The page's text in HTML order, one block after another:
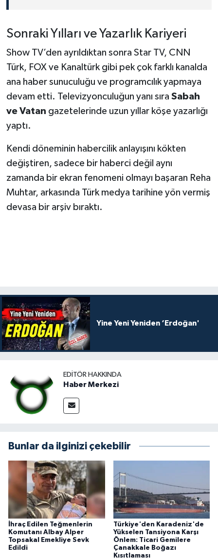
Sonraki Yılları ve Yazarlık Kariyeri
Show TV’den ayrıldıktan sonra Star TV, CNN
Türk, FOX ve Kanaltürk gibi pek çok farklı kanalda
ana haber sunuculuğu ve programcılık yapmaya
devam etti. Televizyonculuğun yanı sıra Sabah
ve Vatan gazetelerinde uzun yıllar köşe yazarlığı
yaptı.
Kendi döneminin habercilik anlayışını kökten
değiştiren, sadece bir haberci değil aynı
zamanda bir ekran fenomeni olmayı başaran Reha
Muhtar, arkasında Türk medya tarihine yön vermiş
devasa bir arşiv bıraktı.
Yine Yeni Yeniden ‘Erdoğan'
EDITÖR HAKKINDA
Haber Merkezi
Bunlar da ilginizi çekebilir
İhraç Edilen Teğmenlerin
Komutanı Albay Alper
Topsakal Emekliye Sevk
Edildi
Türkiye'den Karadeniz'de
Yükselen Tansiyona Karşı
Önlem: Ticari Gemilere
Çanakkale Boğazı
Kısıtlaması